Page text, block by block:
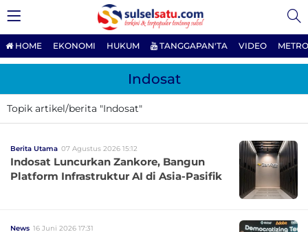
HOME EKONOMI HUKUM TANGGAPAN'TA VIDEO
Indosat
Topik artikel/berita "Indosat"
Berita Utama 07 Agustus 2026 15:12
Indosat Luncurkan Zankore, Bangun
Platform Infrastruktur AI di Asia-Pasifik
News 16 Juni 2026 17:31